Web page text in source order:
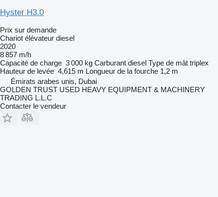
Hyster H3.0
Prix sur demande
Chariot élévateur diesel
2020
8 857 m/h
Capacité de charge 3 000 kg Carburant diesel Type de mât triplex
Hauteur de levée 4,615 m Longueur de la fourche 1,2 m
Émirats arabes unis, Dubai
GOLDEN TRUST USED HEAVY EQUIPMENT & MACHINERY
TRADING L.L.C
Contacter le vendeur